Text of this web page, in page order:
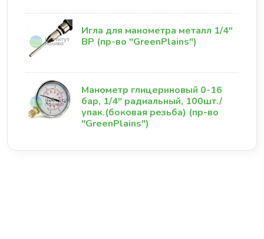
Игла для манометра металл 1/4"
ВР (пр-во "GreenPlains")
Манометр глицериновый 0-16
бар, 1/4" радиальный, 100шт./
упак.(боковая резьба) (пр-во
"GreenPlains")